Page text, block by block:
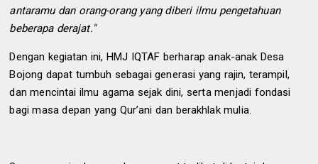
antaramu dan orang-orang yang diberi ilmu pengetahuan
beberapa derajat."
Dengan kegiatan ini, HMJ IQTAF berharap anak-anak Desa
Bojong dapat tumbuh sebagai generasi yang rajin, terampil,
dan mencintai ilmu agama sejak dini, serta menjadi fondasi
bagi masa depan yang Qur’ani dan berakhlak mulia.